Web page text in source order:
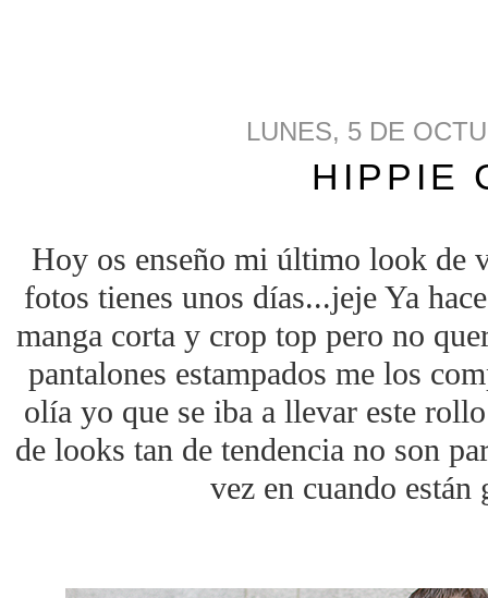
LUNES, 5 DE
HIPPIE
Hoy os enseño mi último look de
fotos tienes unos días...jeje Ya
manga corta y crop top pero no
pantalones estampados me los
olía yo que se iba a llevar este
de looks tan de tendencia no son
vez en cuando están